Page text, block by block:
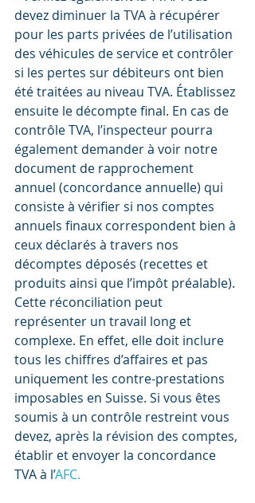
devez diminuer la TVA à récupérer
pour les parts privées de l’utilisation
des véhicules de service et contrôler
si les pertes sur débiteurs ont bien
été traitées au niveau TVA. Établissez
ensuite le décompte final. En cas de
contrôle TVA, l’inspecteur pourra
également demander à voir notre
document de rapprochement
annuel (concordance annuelle) qui
consiste à vérifier si nos comptes
annuels finaux correspondent bien à
ceux déclarés à travers nos
décomptes déposés (recettes et
produits ainsi que l’impôt préalable).
Cette réconciliation peut
représenter un travail long et
complexe. En effet, elle doit inclure
tous les chiffres d’affaires et pas
uniquement les contre-prestations
imposables en Suisse. Si vous êtes
soumis à un contrôle restreint vous
devez, après la révision des comptes,
établir et envoyer la concordance
TVA à l’AFC.